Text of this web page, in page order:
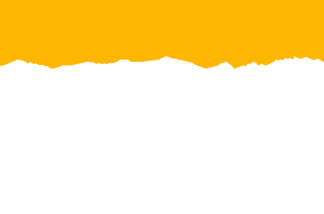
나우뉴스